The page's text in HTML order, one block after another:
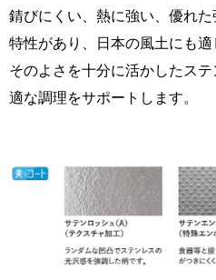
錆びにくい、熱に強い、優れ
特性があり、日本の風土にも適
そのよさを十分に活かしたス
適な調理をサポートします。